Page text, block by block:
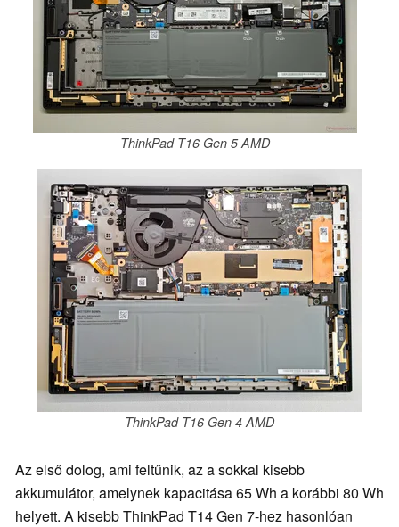
ThinkPad T16 Gen 5 AMD
ThinkPad T16 Gen 4 AMD
Az első dolog, ami feltűnik, az a sokkal kisebb
akkumulátor, amelynek kapacitása 65 Wh a korábbi 80 Wh
helyett. A kisebb ThinkPad T14 Gen 7-hez hasonlóan